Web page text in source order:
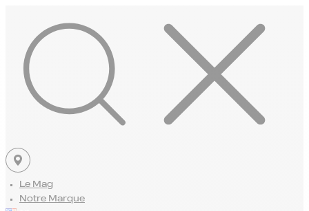
Le Mag
Notre Marque